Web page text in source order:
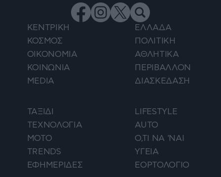
ΚΕΝΤΡΙΚΗ
ΕΛΛΑΔΑ
ΚΟΣΜΟΣ
ΠΟΛΙΤΙΚΗ
ΟΙΚΟΝΟΜΙΑ
ΑΘΛΗΤΙΚΑ
ΚΟΙΝΩΝΙΑ
ΠΕΡΙΒΑΛΛΟΝ
MEDIA
ΔΙΑΣΚΕΔΑΣΗ
ΤΑΞΙΔΙ
LIFESTYLE
ΤΕΧΝΟΛΟΓΙΑ
AUTO
ΜΟΤΟ
Ο,ΤΙ ΝΑ 'ΝΑΙ
TRENDS
ΥΓΕΙΑ
ΕΦΗΜΕΡΙΔΕΣ
ΕΟΡΤΟΛΟΓΙΟ